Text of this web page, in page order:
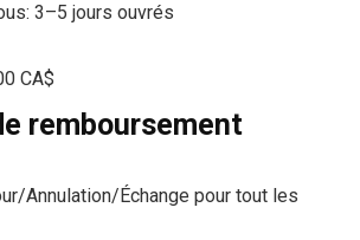
3–5 jours ouvrés
CA$
remboursement
Annulation/Échange pour tout les